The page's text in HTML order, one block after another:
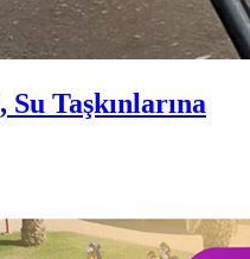
Taşkınlarına